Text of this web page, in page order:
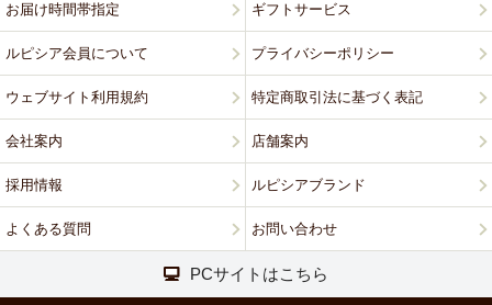
お届け時間帯指定 ギフトサービス
ルピシア会員について プライバシーポリシー
ウェブサイト利用規約 特定商取引法に基づく表記
会社案内 店舗案内
採用情報 ルピシアブランド
よくある質問 お問い合わせ
PCサイトはこちら